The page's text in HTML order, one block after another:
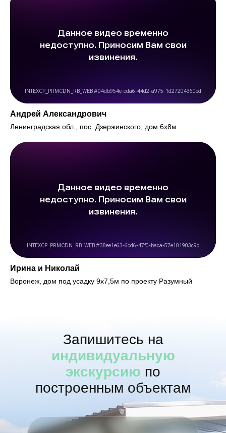
Андрей Александрович
Ленинградская обл., пос. Дзержинского, дом 6х8м
Ирина и Николай
Воронеж, дом под усадку 9х7,5м по проекту Разумный
Запишитесь на
индивидуальную
экскурсию по
построенным объектам